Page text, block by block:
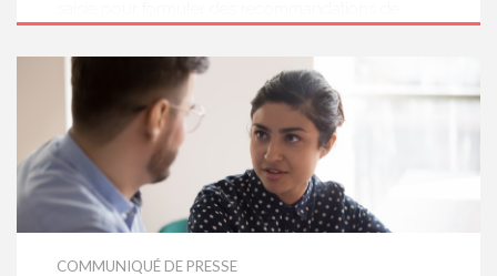
bonnes pratiques pour améliorer le diagnostic et
acouphènes chroniques invalidants . Elle publie
aujourd’hui ses travaux, destinés aux
professionnels de santé [1] impliqués dans le suivi
de ces patients.
COMMUNIQUÉ DE PRESSE